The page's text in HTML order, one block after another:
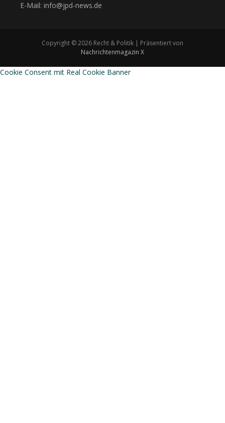
E-Mail: info@jpd-news.de
Copyright © 2026 Recht & Politik | Präsentiert von
Nachrichtenmagazin X
Cookie Consent mit Real Cookie Banner